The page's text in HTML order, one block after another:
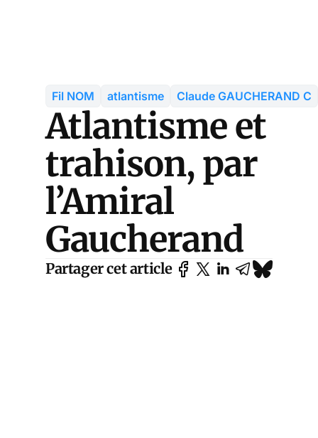
Fil NOM atlantisme Claude GAUCHERAND C
Atlantisme et
trahison, par
l’Amiral
Gaucherand
Partager cet article